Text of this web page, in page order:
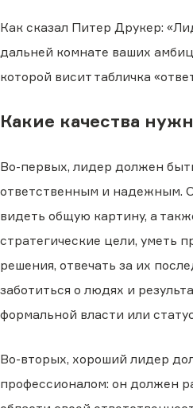
Как сказал Питер Друкер:
дальней комнате ваших
которой висит табличка
Какие качества
Во-первых, лидер должен
ответственным и надежным.
видеть общую картину, а
стратегические цели, уметь
решения, отвечать за их
заботиться о людях и
формальной власти или
Во-вторых, хороший лидер
профессионалом: он должен